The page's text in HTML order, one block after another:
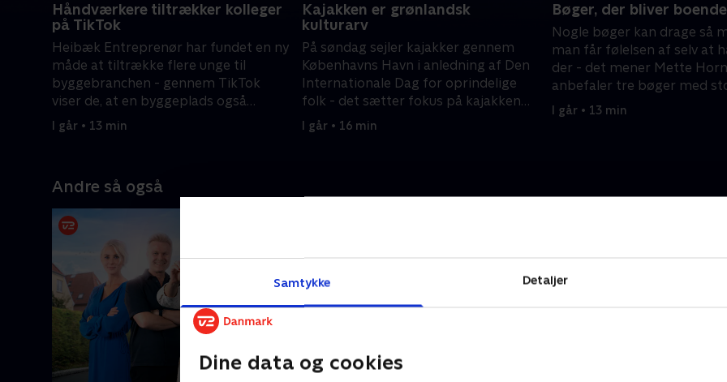
Samtykke Detaljer
Dine data og cookies
Håndværkere tiltrækker kolleger
på TikTok
Heibæk Entreprenør har fundet en ny
måde at tiltrække flere unge til
byggebranchen - gennem TikTok
viser de, at en byggeplads også
indeholder fællesskab og humor.
I går • 13 min
Kajakken er grønlandsk
kulturarv
På søndag sejler kajakker gennem
Københavns Havn i anledning af Den
Internationale Dag for oprindelige
folk - det sætter fokus på kajakken
som grønlandsk kulturarv.
I går • 16 min
Bøger, der bliver boende
Nogle bøger kan drage så
man får følelsen af selv at
der - det mener Mette
anbefaler tre bøger med
betydning for hende.
I går • 13 min
Andre så også